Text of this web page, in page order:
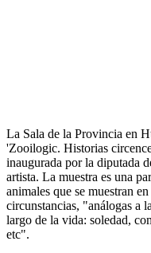
La Sala de la Provincia en
'Zooilogic. Historias
inaugurada por la diputada
artista. La muestra es una
animales que se muestran
circunstancias, "análogas a
largo de la vida: soledad,
etc".